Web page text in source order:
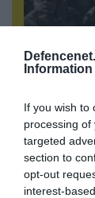
Information
If you wish to
processing
targeted
section to
opt-out
interest-
ΕΚΤΑΚΤΟ:
ταχύτατα